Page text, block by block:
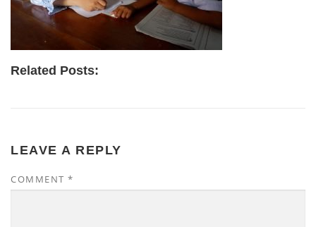
Related Posts:
LEAVE A REPLY
COMMENT *